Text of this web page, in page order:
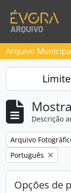
Arquivo
Descrição
Remove filter:
Arquivo
Remove filter:
Português
Opções de